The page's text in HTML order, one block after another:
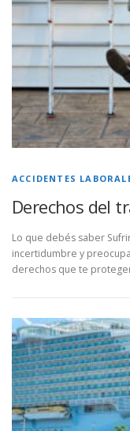
ACCIDENTES
Derechos del
Lo que debés saber
incertidumbre y
derechos que te